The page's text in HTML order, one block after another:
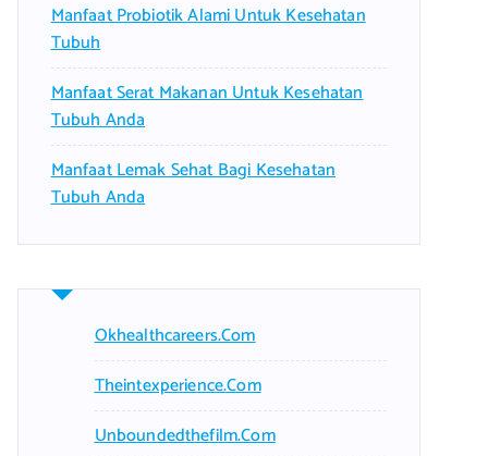
Manfaat Probiotik Alami Untuk Kesehatan
Tubuh
Manfaat Serat Makanan Untuk Kesehatan
Tubuh Anda
Manfaat Lemak Sehat Bagi Kesehatan
Tubuh Anda
Okhealthcareers.com
Theintexperience.com
Unboundedthefilm.com